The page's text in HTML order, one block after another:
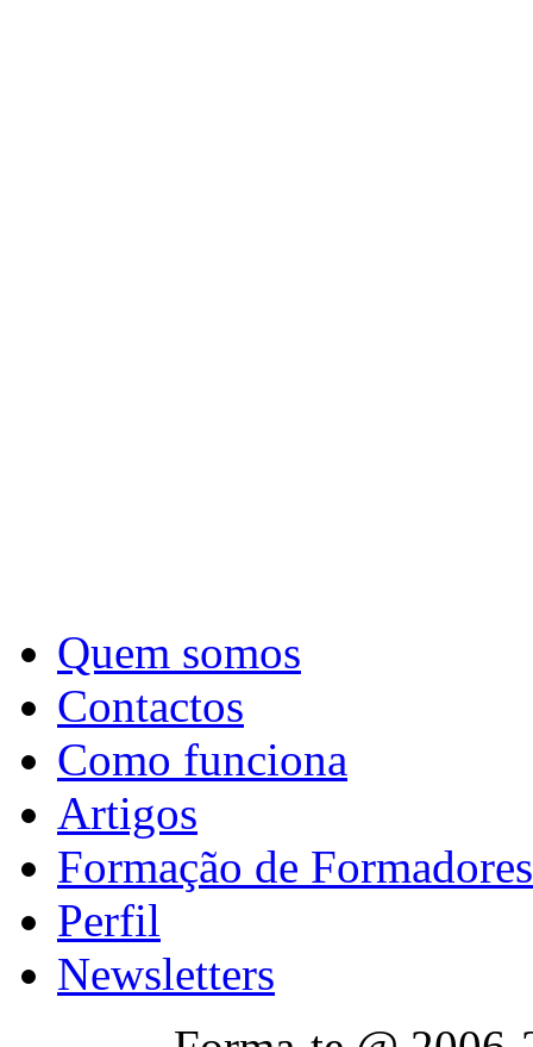
Quem somos
Contactos
Como funciona
Artigos
Formação de Formadores
Perfil
Newsletters